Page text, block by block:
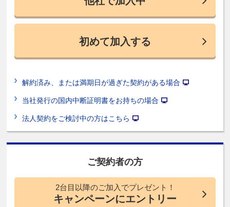
初めて加入する
解約済み、または満期日が過ぎた契約がある場合
当社発行の国内中断証明書をお持ちの場合
法人契約をご検討中の方はこちら
ご契約者の方
2台目以降のご加入でプレゼント！
キャンペーンにエントリー